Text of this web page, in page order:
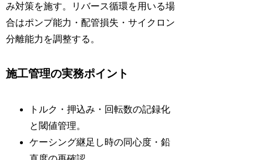
み対策を施す。リバース循環を用いる場
合はポンプ能力・配管損失・サイクロン
分離能力を調整する。
施工管理の実務ポイント
トルク・押込み・回転数の記録化
と閾値管理。
ケーシング継足し時の同心度・鉛